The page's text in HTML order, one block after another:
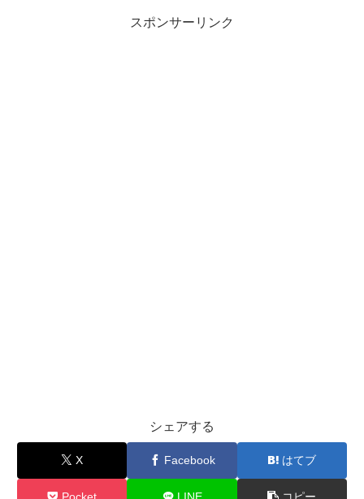
スポンサーリンク
シェアする
X Facebook はてブ
Pocket LINE コピー